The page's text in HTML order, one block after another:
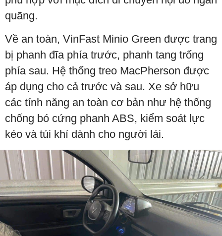
quãng.
Về an toàn, VinFast Minio Green được trang
bị phanh đĩa phía trước, phanh tang trống
phía sau. Hệ thống treo MacPherson được
áp dụng cho cả trước và sau. Xe sở hữu
các tính năng an toàn cơ bản như hệ thống
chống bó cứng phanh ABS, kiểm soát lực
kéo và túi khí dành cho người lái.